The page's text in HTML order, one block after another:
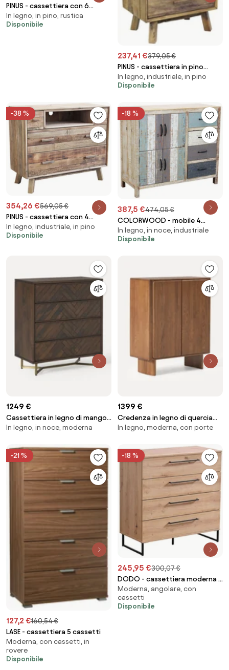
PINUS - cassettiera con 6
cassetti
In legno, in pino, rustica
Disponibile
237,41 €379,05 €
PINUS - cassettiera in pino
riciclato
In legno, industriale, in pino
Disponibile
-38 %
354,26 €569,05 €
PINUS - cassettiera con 4
cassetti e un ripiano
In legno, industriale, in pino
Disponibile
-18 %
387,5 €474,05 €
COLORWOOD - mobile 4
cassetti 4 ante
In legno, in noce, industriale
Disponibile
1249 €
Cassettiera in legno di mango
con motivo spina di pesce Luca
In legno, in noce, moderna
1399 €
Credenza in legno di quercia
Chandler
In legno, moderna, con porte
-21 %
127,2 €160,54 €
LASE - cassettiera 5 cassetti
Moderna, con cassetti, in
rovere
Disponibile
-18 %
245,95 €300,07 €
DODO - cassettiera moderna 4
cassetti colore rovere
Moderna, angolare, con
cassetti
Disponibile